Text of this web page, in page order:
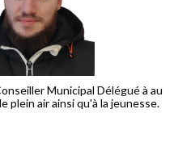
Municipal Délégué à au
plein air ainsi qu'à la jeunesse.